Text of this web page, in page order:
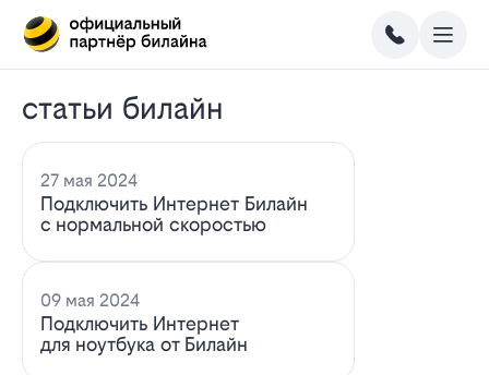
статьи билайн
27 мая 2024
Подключить Интернет Билайн
с нормальной скоростью
09 мая 2024
Подключить Интернет
для ноутбука от Билайн